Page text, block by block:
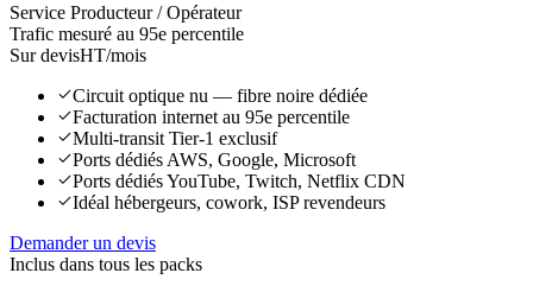
Service Producteur / Opérateur
Trafic mesuré au 95e percentile
Sur devisHT/mois
Circuit optique nu — fibre noire dédiée
Facturation internet au 95e percentile
Multi-transit Tier-1 exclusif
Ports dédiés AWS, Google, Microsoft
Ports dédiés YouTube, Twitch, Netflix CDN
Idéal hébergeurs, cowork, ISP revendeurs
Demander un devis
Inclus dans tous les packs